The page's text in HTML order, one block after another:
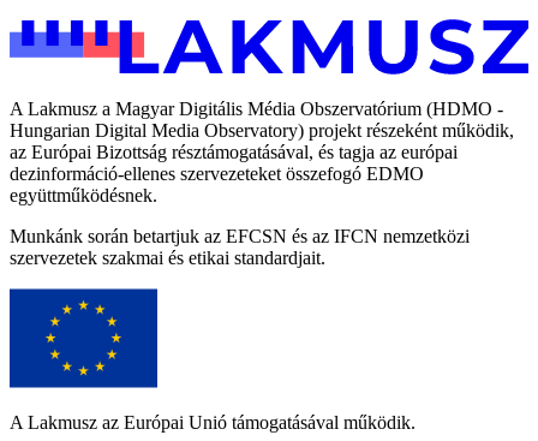
A Lakmusz a Magyar Digitális Média Obszervatórium (HDMO -
Hungarian Digital Media Observatory) projekt részeként működik,
az Európai Bizottság résztámogatásával, és tagja az európai
dezinformáció-ellenes szervezeteket összefogó EDMO
együttműködésnek.
Munkánk során betartjuk az EFCSN és az IFCN nemzetközi
szervezetek szakmai és etikai standardjait.
A Lakmusz az Európai Unió támogatásával működik.